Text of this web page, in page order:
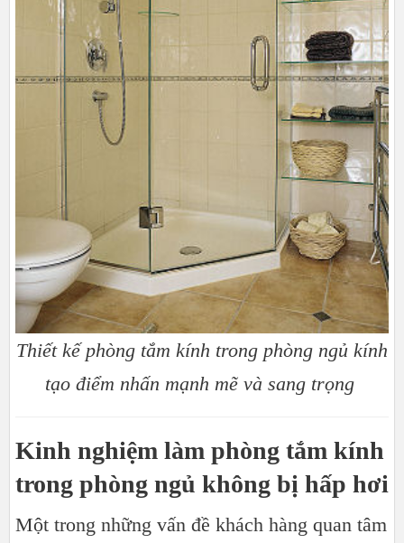
Thiết kế phòng tắm kính trong phòng ngủ kính
tạo điểm nhấn mạnh mẽ và sang trọng
Kinh nghiệm làm phòng tắm kính
trong phòng ngủ không bị hấp hơi
Một trong những vấn đề khách hàng quan tâm